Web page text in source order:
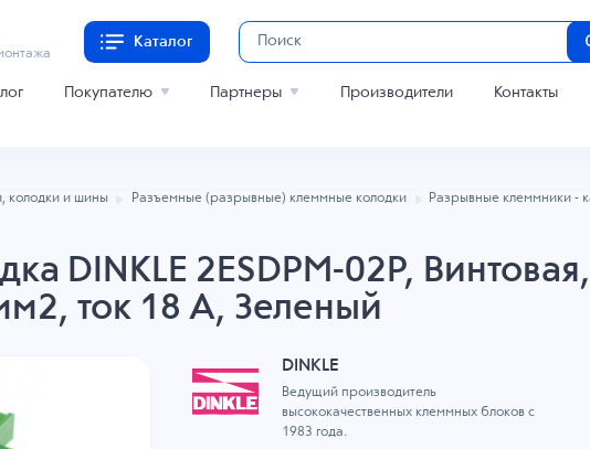
Каталог
Покупателю Партнеры Производители Контакты
колодки и шины Разъемные (разрывные) клеммные колодки Разрывные клеммники -
DINKLE 2ESDPM-02P,
ток 18 A, Зеленый
DINKLE
Ведущий производитель
высококачественных клеммных блоков с
1983 года.